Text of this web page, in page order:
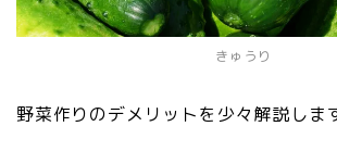
きゅうり
野菜作りのデメリットを少々解説しま